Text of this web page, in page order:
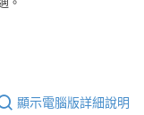
顯示電腦版詳細說明